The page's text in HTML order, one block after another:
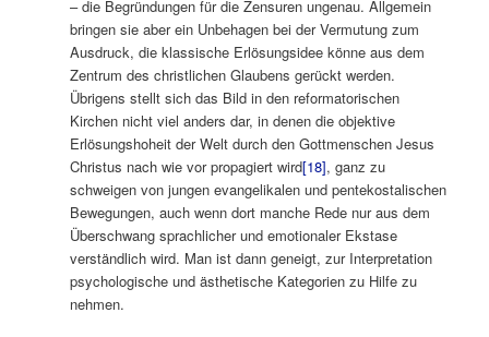
– die Begründungen für die Zensuren ungenau. Allgemein
bringen sie aber ein Unbehagen bei der Vermutung zum
Ausdruck, die klassische Erlösungsidee könne aus dem
Zentrum des christlichen Glaubens gerückt werden.
Übrigens stellt sich das Bild in den reformatorischen
Kirchen nicht viel anders dar, in denen die objektive
Erlösungshoheit der Welt durch den Gottmenschen Jesus
Christus nach wie vor propagiert wird[18], ganz zu
schweigen von jungen evangelikalen und pentekostalischen
Bewegungen, auch wenn dort manche Rede nur aus dem
Überschwang sprachlicher und emotionaler Ekstase
verständlich wird. Man ist dann geneigt, zur Interpretation
psychologische und ästhetische Kategorien zu Hilfe zu
nehmen.